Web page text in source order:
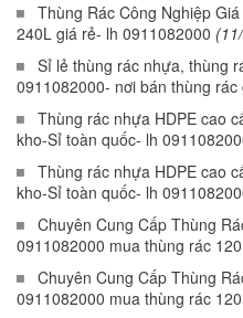
Thùng Rác Công Nghiệp
240L giá rẻ- lh 0911082000
Sỉ lẻ thùng rác nhựa, thùng
0911082000- nơi bán thùng rác
Thùng rác nhựa HDPE cao
kho-Sỉ toàn quốc- lh
Thùng rác nhựa HDPE cao
kho-Sỉ toàn quốc- lh
Chuyên Cung Cấp Thùng
0911082000 mua thùng rác
Chuyên Cung Cấp Thùng
0911082000 mua thùng rác